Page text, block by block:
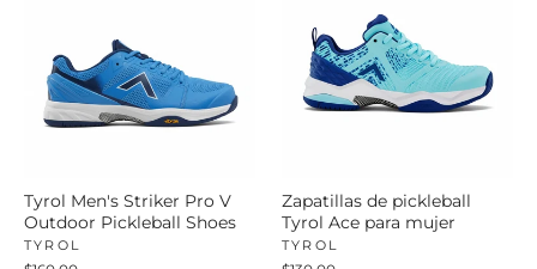
Tyrol Men's Striker Pro V
Outdoor Pickleball Shoes
TYROL
Zapatillas de pickleball
Tyrol Ace para mujer
TYROL